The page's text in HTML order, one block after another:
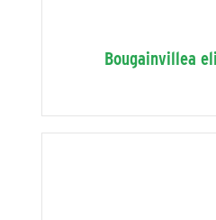
Bougainvillea